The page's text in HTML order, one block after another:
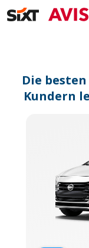
get
the
dates.
Die
Kundern